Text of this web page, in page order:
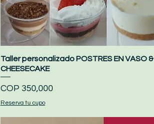
Quick View
Taller personalizado POSTRES EN VASO &
CHEESECAKE
Price
COP 350,000
Reserva tu cupo